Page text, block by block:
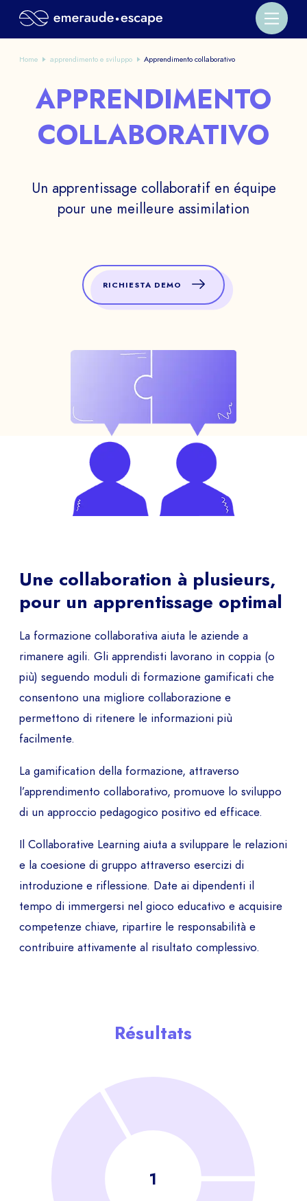
Home apprendimento e sviluppo Apprendimento collaborativo
APPRENDIMENTO
COLLABORATIVO
Un apprentissage collaboratif en équipe
pour une meilleure assimilation
RICHIESTA DEMO
Une collaboration à plusieurs,
pour un apprentissage optimal
La formazione collaborativa aiuta le aziende a
rimanere agili. Gli apprendisti lavorano in coppia (o
più) seguendo moduli di formazione gamificati che
consentono una migliore collaborazione e
permettono di ritenere le informazioni più
facilmente.
La gamification della formazione, attraverso
l’apprendimento collaborativo, promuove lo sviluppo
di un approccio pedagogico positivo ed efficace.
Il Collaborative Learning aiuta a sviluppare le relazioni
e la coesione di gruppo attraverso esercizi di
introduzione e riflessione. Date ai dipendenti il ​​
tempo di immergersi nel gioco educativo e acquisire
competenze chiave, ripartire le responsabilità e
contribuire attivamente al risultato complessivo.
Résultats